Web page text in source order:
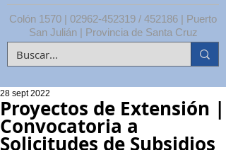
Colón 1570 | 02962-452319 / 452186 | Puerto
San Julián | Provincia de Santa Cruz
Proyectos de Extensión |
Convocatoria a
Solicitudes de Subsidios
28 sept 2022